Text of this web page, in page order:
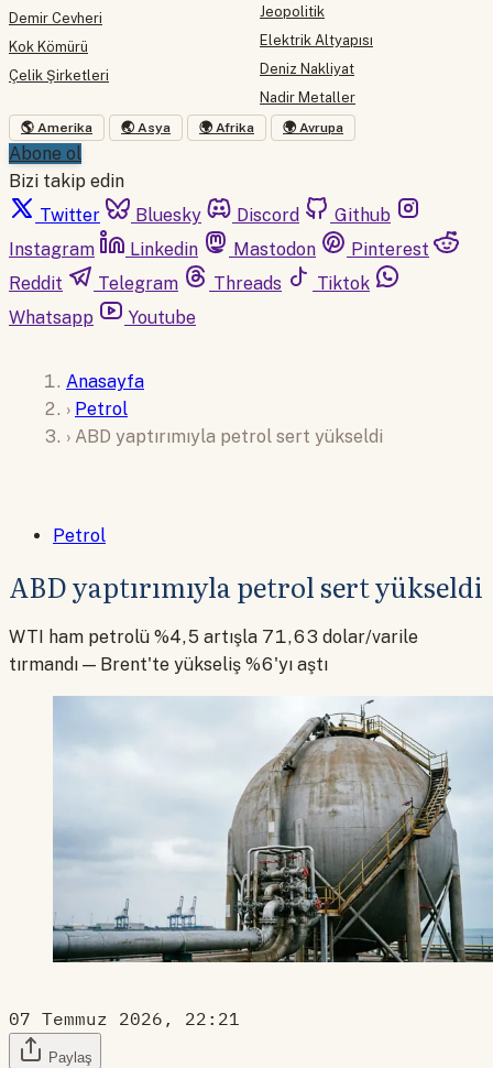
Demir Cevheri
Kok Kömürü
Çelik Şirketleri
Jeopolitik
Elektrik Altyapısı
Deniz Nakliyat
Nadir Metaller
🌎 Amerika 🌏 Asya 🌍 Afrika 🌍 Avrupa
Abone ol
Bizi takip edin
Twitter
Bluesky Discord
Github
Instagram
Linkedin Mastodon
Pinterest
Reddit
Telegram Threads
Tiktok
Whatsapp
Youtube
Anasayfa
› Petrol
› ABD yaptırımıyla petrol sert yükseldi
Petrol
ABD yaptırımıyla petrol sert yükseldi
WTI ham petrolü %4,5 artışla 71,63 dolar/varile
tırmandı — Brent'te yükseliş %6'yı aştı
07 Temmuz 2026, 22:21
Paylaş